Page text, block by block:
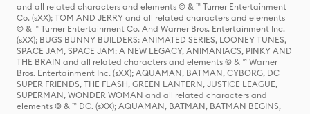
and all related characters and elements © & ™ Turner Entertainment
Co. (sXX); TOM AND JERRY and all related characters and elements
© & ™ Turner Entertainment Co. And Warner Bros. Entertainment Inc.
(sXX); BUGS BUNNY BUILDERS: ANIMATED SERIES, LOONEY TUNES,
SPACE JAM, SPACE JAM: A NEW LEGACY, ANIMANIACS, PINKY AND
THE BRAIN and all related characters and elements © & ™ Warner
Bros. Entertainment Inc. (sXX); AQUAMAN, BATMAN, CYBORG, DC
SUPER FRIENDS, THE FLASH, GREEN LANTERN, JUSTICE LEAGUE,
SUPERMAN, WONDER WOMAN and all related characters and
elements © & ™ DC. (sXX); AQUAMAN, BATMAN, BATMAN BEGINS,